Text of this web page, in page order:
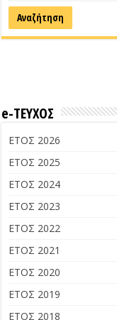
e-ΤΕΥΧΟΣ
ΕΤΟΣ 2026
ΕΤΟΣ 2025
ΕΤΟΣ 2024
ΕΤΟΣ 2023
ΕΤΟΣ 2022
ΕΤΟΣ 2021
ΕΤΟΣ 2020
ΕΤΟΣ 2019
ΕΤΟΣ 2018